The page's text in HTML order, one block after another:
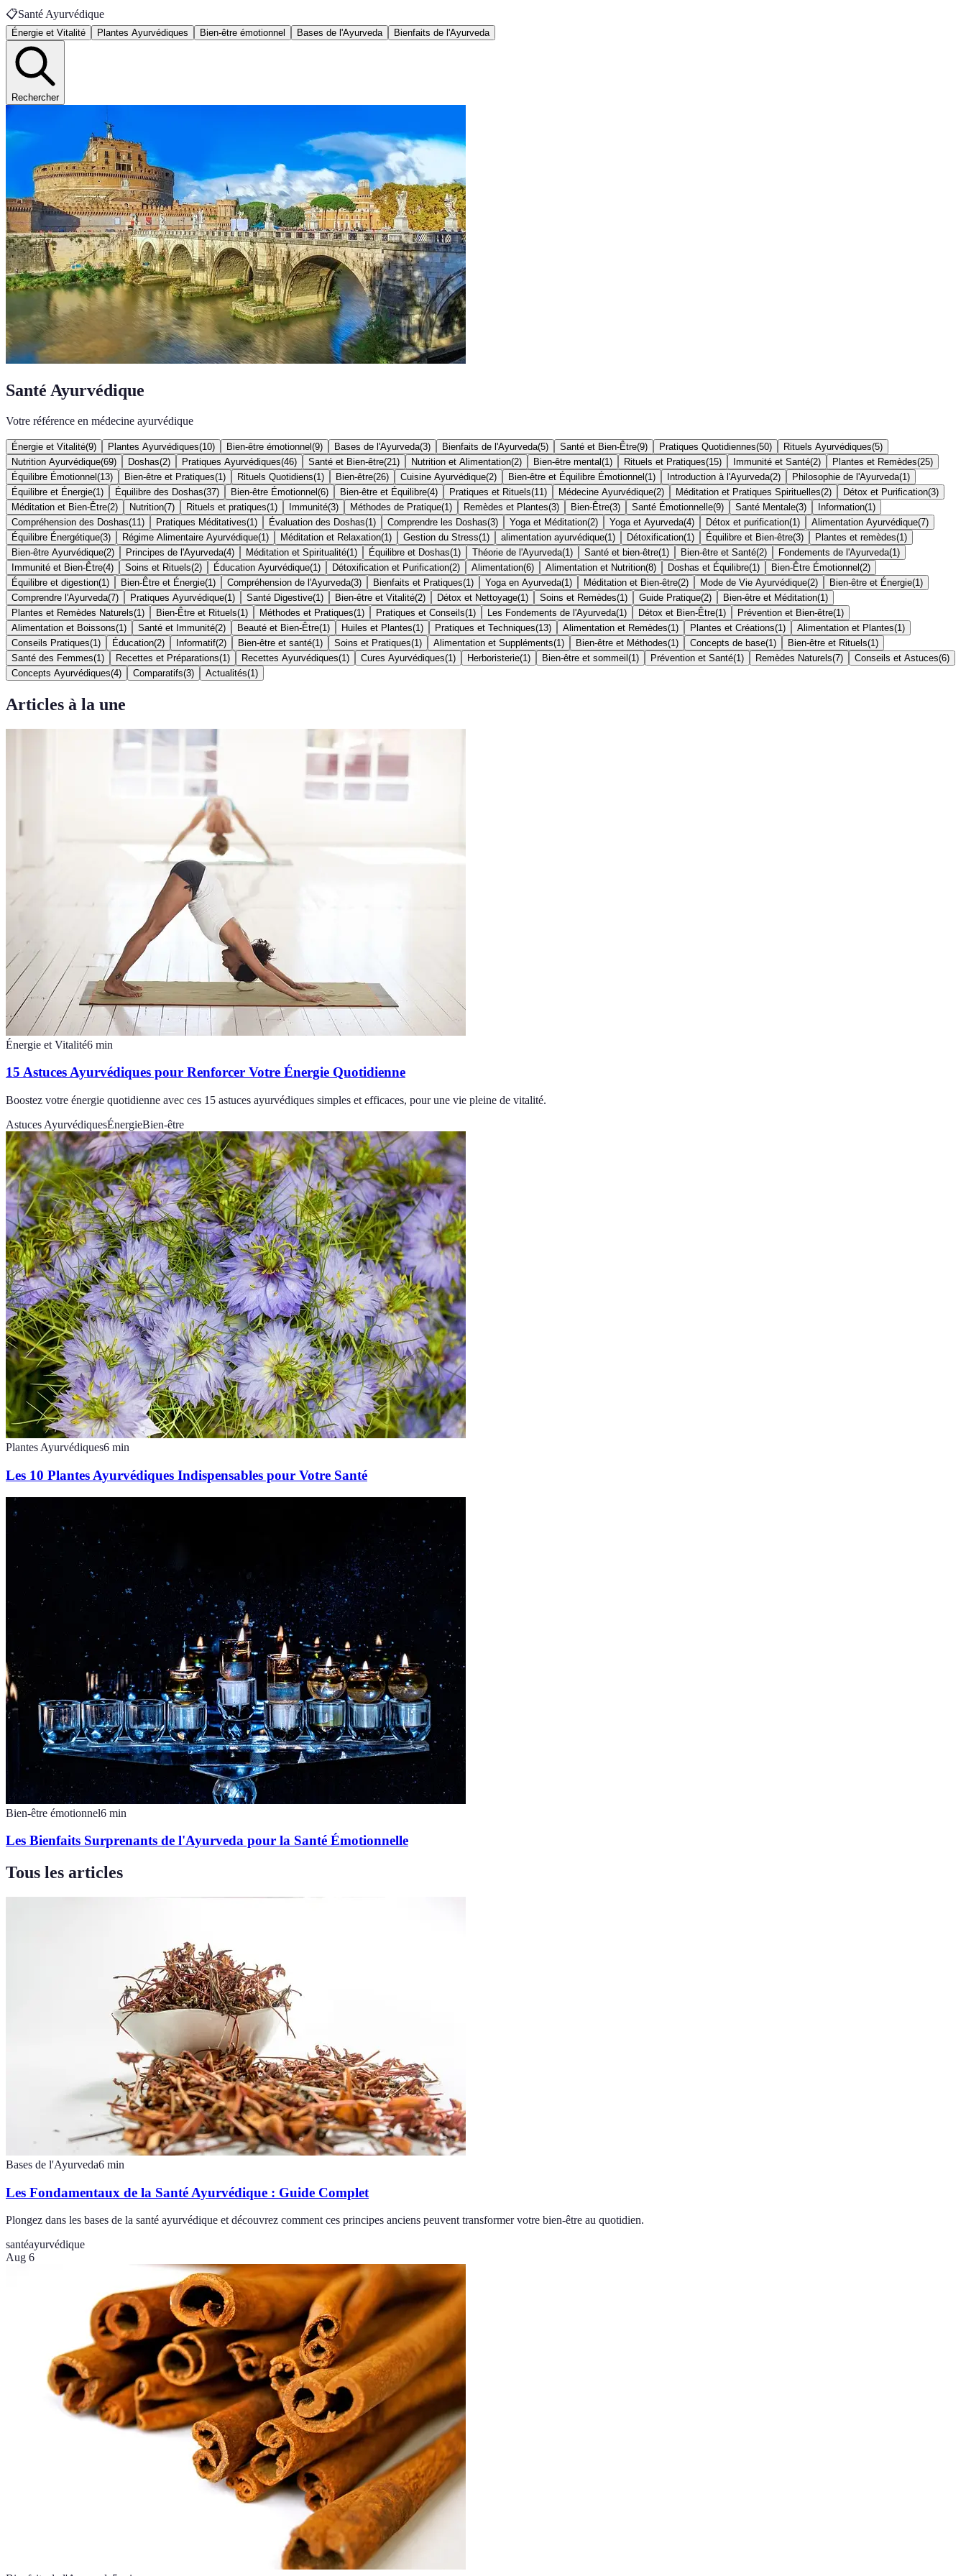
📋Santé Ayurvédique
Énergie et Vitalité Plantes Ayurvédiques Bien-être émotionnel Bases de l'Ayurveda Bienfaits de l'Ayurveda
Rechercher
Santé Ayurvédique
Votre référence en médecine ayurvédique
Énergie et Vitalité(9) Plantes Ayurvédiques(10) Bien-être émotionnel (9) Bases de l'Ayurveda(3) Bienfaits de l'Ayurveda(5) Santé et Bien-Être(9) Pratiques Quotidiennes(50) Rituels Ayurvédiques(5)
Nutrition Ayurvédique(69) Doshas(2) Pratiques Ayurvédiques(46) Santé et Bien-être(21 ) Nutrition et Alimentation(2) Bien-être mental (1 ) Rituels et Pratiques(15) Immunité et Santé(2) Plantes et Remèdes(25)
Équilibre Émotionnel (13) Bien-être et Pratiques(1 ) Rituels Quotidiens(1 ) Bien-être(26) Cuisine Ayurvédique(2) Bien-être et Équilibre Émotionnel (1 ) Introduction à l'Ayurveda(2) Philosophie de l'Ayurveda(1 )
Équilibre et Énergie(1 ) Équilibre des Doshas(37) Bien-être Émotionnel (6) Bien-être et Équilibre(4) Pratiques et Rituels(11 ) Médecine Ayurvédique(2) Méditation et Pratiques Spirituelles(2) Détox et Purification(3)
Méditation et Bien-Être(2) Nutrition(7) Rituels et pratiques(1 ) Immunité(3) Méthodes de Pratique(1 ) Remèdes et Plantes(3) Bien-Être(3) Santé Émotionnelle(9) Santé Mentale(3) Information(1 )
Compréhension des Doshas(11 ) Pratiques Méditatives(1 ) Évaluation des Doshas(1 ) Comprendre les Doshas(3) Yoga et Méditation(2) Yoga et Ayurveda(4) Détox et purification(1 ) Alimentation Ayurvédique(7)
Équilibre Énergétique(3) Régime Alimentaire Ayurvédique(1 ) Méditation et Relaxation(1 ) Gestion du Stress(1 ) alimentation ayurvédique(1 ) Détoxification(1 ) Équilibre et Bien-être(3) Plantes et remèdes(1 )
Bien-être Ayurvédique(2) Principes de l'Ayurveda(4) Méditation et Spiritualité(1 ) Équilibre et Doshas(1 ) Théorie de l'Ayurveda(1 ) Santé et bien-être(1 ) Bien-être et Santé(2) Fondements de l'Ayurveda(1 )
Immunité et Bien-Être(4) Soins et Rituels(2) Éducation Ayurvédique(1 ) Détoxification et Purification(2) Alimentation(6) Alimentation et Nutrition(8) Doshas et Équilibre(1 ) Bien-Être Émotionnel (2)
Équilibre et digestion(1 ) Bien-Être et Énergie(1 ) Compréhension de l'Ayurveda(3) Bienfaits et Pratiques(1 ) Yoga en Ayurveda(1 ) Méditation et Bien-être(2) Mode de Vie Ayurvédique(2) Bien-être et Énergie(1 )
Comprendre l'Ayurveda(7) Pratiques Ayurvédique(1 ) Santé Digestive(1 ) Bien-être et Vitalité(2) Détox et Nettoyage(1 ) Soins et Remèdes(1 ) Guide Pratique(2) Bien-être et Méditation(1 )
Plantes et Remèdes Naturels(1 ) Bien-Être et Rituels(1 ) Méthodes et Pratiques(1 ) Pratiques et Conseils(1 ) Les Fondements de l'Ayurveda(1 ) Détox et Bien-Être(1 ) Prévention et Bien-être(1 )
Alimentation et Boissons(1 ) Santé et Immunité(2) Beauté et Bien-Être(1 ) Huiles et Plantes(1 ) Pratiques et Techniques(13) Alimentation et Remèdes(1 ) Plantes et Créations(1 ) Alimentation et Plantes(1 )
Conseils Pratiques(1 ) Éducation(2) Informatif(2) Bien-être et santé(1 ) Soins et Pratiques(1 ) Alimentation et Suppléments(1 ) Bien-être et Méthodes(1 ) Concepts de base(1 ) Bien-être et Rituels(1 )
Santé des Femmes(1 ) Recettes et Préparations(1 ) Recettes Ayurvédiques(1 ) Cures Ayurvédiques(1 ) Herboristerie(1 ) Bien-être et sommeil (1 ) Prévention et Santé(1 ) Remèdes Naturels(7) Conseils et Astuces(6)
Concepts Ayurvédiques(4) Comparatifs(3) Actualités(1 )
Articles à la une
Énergie et Vitalité6 min
15 Astuces Ayurvédiques pour Renforcer Votre Énergie Quotidienne
Boostez votre énergie quotidienne avec ces 15 astuces ayurvédiques simples et efficaces, pour une vie pleine de vitalité.
Astuces AyurvédiquesÉnergieBien-être
Plantes Ayurvédiques6 min
Les 10 Plantes Ayurvédiques Indispensables pour Votre Santé
Bien-être émotionnel6 min
Les Bienfaits Surprenants de l'Ayurveda pour la Santé Émotionnelle
Tous les articles
Bases de l'Ayurveda6 min
Les Fondamentaux de la Santé Ayurvédique : Guide Complet
Plongez dans les bases de la santé ayurvédique et découvrez comment ces principes anciens peuvent transformer votre bien-être au quotidien.
santéayurvédique
Aug 6